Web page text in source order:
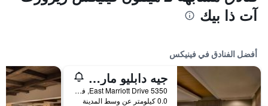
آت ذا بيك
أفضل الفنادق في فينيكس
جيه دابليو ماريوت فينيكس ديزرت ريدج ريزورت آند سبا
5350 East Marriott Drive, فينيكس, AZ, الولايات المتحدة الأميريكية
0.0 كيلومتر عن وسط المدينة